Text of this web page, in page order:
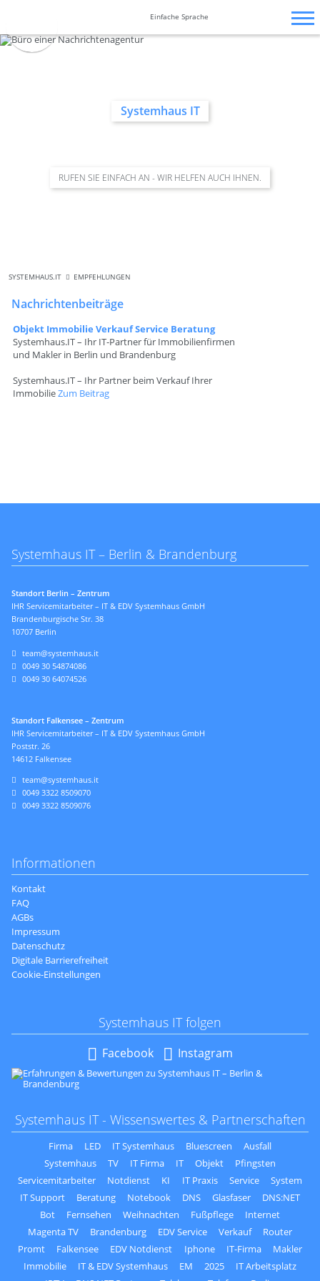
überspringen
überspringen
Einfache Sprache
Systemhaus IT
RUFEN SIE EINFACH AN - WIR HELFEN AUCH IHNEN.
SYSTEMHAUS.IT EMPFEHLUNGEN
Nachrichtenbeiträge
Objekt Immobilie Verkauf Service Beratung
Systemhaus.IT – Ihr IT-Partner für Immobilienfirmen
und Makler in Berlin und Brandenburg
Systemhaus.IT – Ihr Partner beim Verkauf Ihrer
ImmobilieZum Beitrag
Systemhaus IT – Berlin & Brandenburg
Standort Berlin – Zentrum
IHR Servicemitarbeiter – IT & EDV Systemhaus GmbH
Brandenburgische Str. 38
10707 Berlin
team@systemhaus.it
0049 30 54874086
0049 30 64074526
Standort Falkensee – Zentrum
IHR Servicemitarbeiter – IT & EDV Systemhaus GmbH
Poststr. 26
14612 Falkensee
team@systemhaus.it
0049 3322 8509070
0049 3322 8509076
Informationen
Navigation
überspringen
Kontakt
FAQ
AGBs
Impressum
Datenschutz
Digitale Barrierefreiheit
Cookie-Einstellungen
Systemhaus IT folgen
überspringen
Facebook Instagram
Systemhaus IT - Wissenswertes & Partnerschaften
Firma LED IT Systemhaus Bluescreen
Ausfall
Systemhaus
TV IT Firma IT Objekt
Pfingsten
Servicemitarbeiter
Notdienst KI IT Praxis Service
System
IT Support
Beratung Notebook DNS Glasfaser
DNS:NET
Bot
Fernsehen Weihnachten Fußpflege
Internet
Magenta TV
Brandenburg EDV Service Verkauf
Router
Promt
Falkensee EDV Notdienst Iphone IT-Firma
Makler
Immobilie
IT & EDV Systemhaus EM 2025
IT Arbeitsplatz